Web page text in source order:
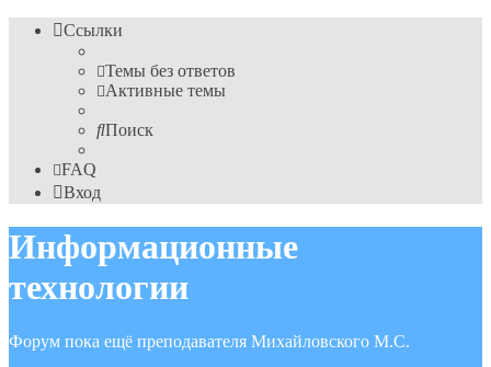
Ссылки
Темы без ответов
Активные темы
Поиск
FAQ
Вход
Информационные
технологии
Форум пока ещё преподавателя Михайловского М.С.